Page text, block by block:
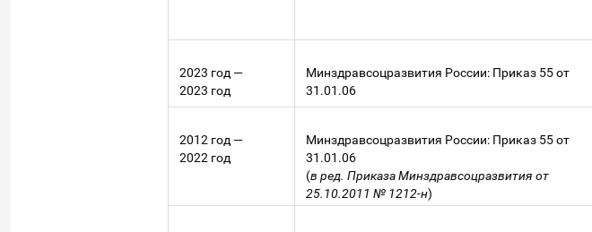
2023 год —
2023 год
Минздравсоцразвития России: Приказ 55 от
31.01.06
2012 год —
2022 год
Минздравсоцразвития России: Приказ 55 от
31.01.06
(в ред. Приказа Минздравсоцразвития от
25.10.2011 № 1212-н)